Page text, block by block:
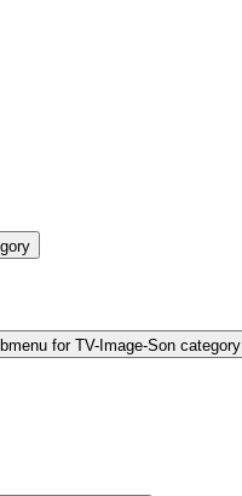
for TV-Image-Son category